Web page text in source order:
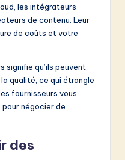
les intégrateurs
de contenu. Leur
de coûts et votre
signifie qu’ils peuvent
qualité, ce qui étrangle
fournisseurs vous
négocier de
des